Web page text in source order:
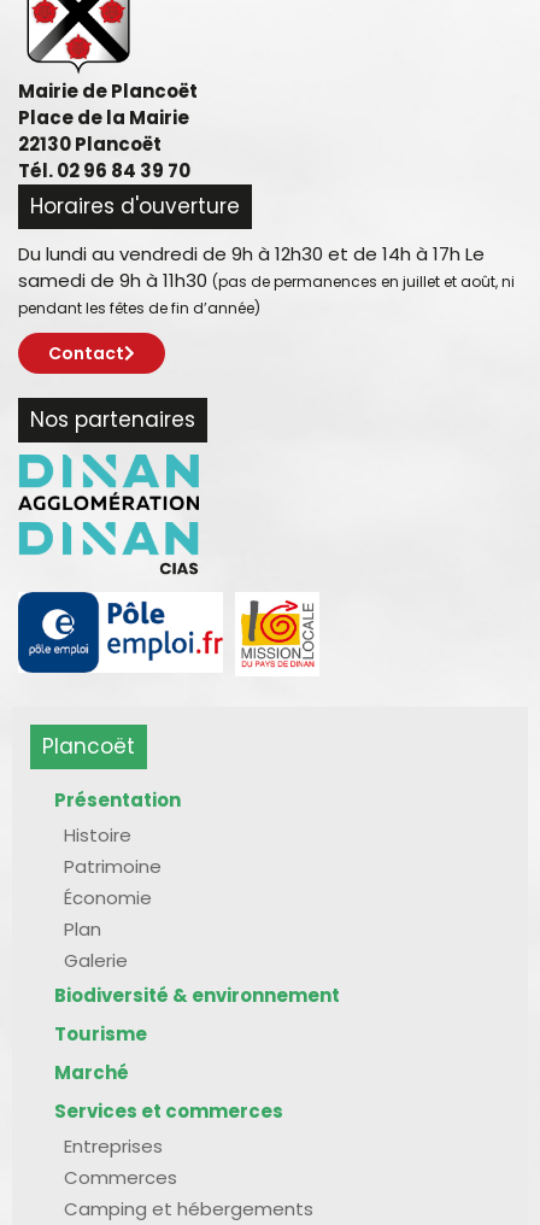
Mairie de Plancoët
Place de la Mairie
22130 Plancoët
Tél. 02 96 84 39 70
Horaires d'ouverture
Du lundi au vendredi de 9h à 12h30 et de 14h à 17h Le
samedi de 9h à 11h30 (pas de permanences en juillet et août, ni
pendant les fêtes de fin d’année)
Contact
Nos partenaires
Plancoët
Présentation
Histoire
Patrimoine
Économie
Plan
Galerie
Biodiversité & environnement
Tourisme
Marché
Services et commerces
Entreprises
Commerces
Camping et hébergements